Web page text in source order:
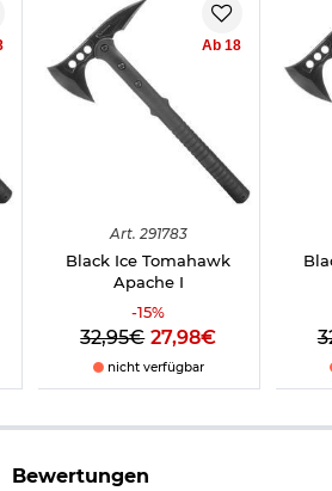
Ab 18
Art. 291783
Black Ice Tomahawk
Apache I
-15%
32,95€ 27,98€
nicht verfügbar
Bewertungen